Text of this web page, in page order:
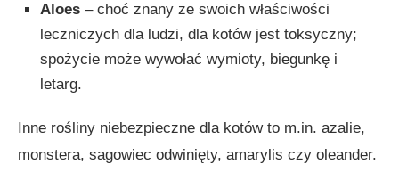
Aloes – choć znany ze swoich właściwości
leczniczych dla ludzi, dla kotów jest toksyczny;
spożycie może wywołać wymioty, biegunkę i
letarg.
Inne rośliny niebezpieczne dla kotów to m.in. azalie,
monstera, sagowiec odwinięty, amarylis czy oleander.